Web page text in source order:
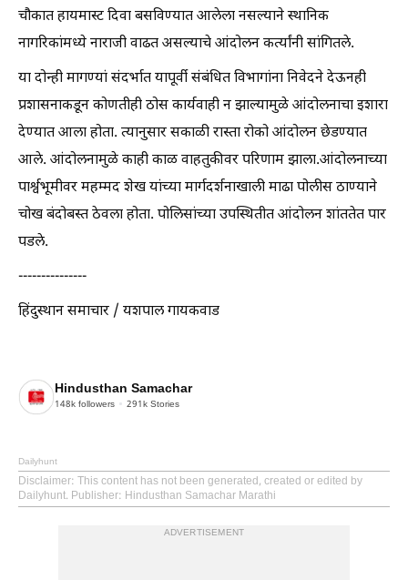
चौकात हायमास्ट दिवा बसविण्यात आलेला नसल्याने स्थानिक
नागरिकांमध्ये नाराजी वाढत असल्याचे आंदोलन कर्त्यांनी सांगितले.
या दोन्ही मागण्यां संदर्भात यापूर्वी संबंधित विभागांना निवेदने देऊनही
प्रशासनाकडून कोणतीही ठोस कार्यवाही न झाल्यामुळे आंदोलनाचा इशारा
देण्यात आला होता. त्यानुसार सकाळी रास्ता रोको आंदोलन छेडण्यात
आले. आंदोलनामुळे काही काळ वाहतुकीवर परिणाम झाला.आंदोलनाच्या
पार्श्वभूमीवर महम्मद शेख यांच्या मार्गदर्शनाखाली माढा पोलीस ठाण्याने
चोख बंदोबस्त ठेवला होता. पोलिसांच्या उपस्थितीत आंदोलन शांततेत पार
पडले.
---------------
हिंदुस्थान समाचार / यशपाल गायकवाड
Hindusthan Samachar
148k followers 291k Stories
Dailyhunt
Disclaimer: This content has not been generated, created or edited by
Dailyhunt. Publisher: Hindusthan Samachar Marathi
ADVERTISEMENT